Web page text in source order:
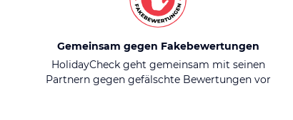
Gemeinsam gegen Fakebewertungen
HolidayCheck geht gemeinsam mit seinen
Partnern gegen gefälschte Bewertungen vor